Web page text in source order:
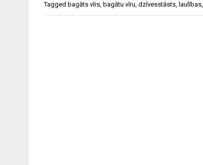
Tagged bagāts vīrs, bagātu vīru, dzīvesstāsts, laulības,